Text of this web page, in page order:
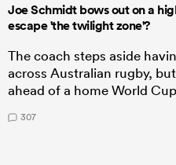
Joe Schmidt bows out on a
escape 'the twilight zone'?
The coach steps aside
across Australian rugby,
ahead of a home World
307